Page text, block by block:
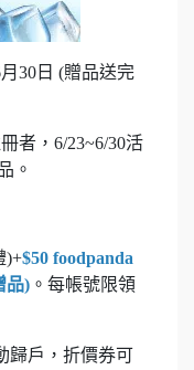
30日 (贈品送完
者，6/23~6/30活
。
)+$50 foodpanda
品) 。每帳號限領
歸戶，折價券可